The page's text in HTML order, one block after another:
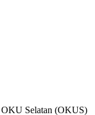
Selatan (OKUS)